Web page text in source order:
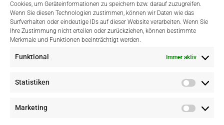
Cookies, um Geräteinformationen zu speichern bzw. darauf zuzugreifen.
Wenn Sie diesen Technologien zustimmen, können wir Daten wie das
Surfverhalten oder eindeutige IDs auf dieser Website verarbeiten. Wenn Sie
Ihre Zustimmung nicht erteilen oder zurückziehen, können bestimmte
Merkmale und Funktionen beeinträchtigt werden.
Funktional Immer aktiv
Statistiken
Marketing
Einfach Online Bezahlen